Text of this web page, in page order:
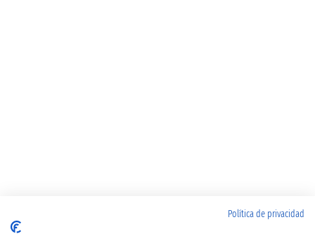
Política de privacidad